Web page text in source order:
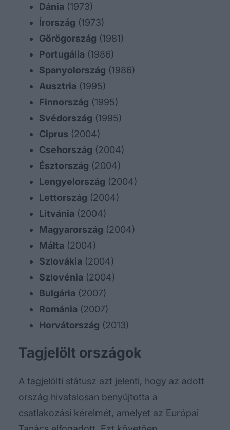
Dánia (1973)
Írország (1973)
Görögország (1981)
Portugália (1986)
Spanyolország (1986)
Ausztria (1995)
Finnország (1995)
Svédország (1995)
Ciprus (2004)
Csehország (2004)
Észtország (2004)
Lengyelország (2004)
Lettország (2004)
Litvánia (2004)
Magyarország (2004)
Málta (2004)
Szlovákia (2004)
Szlovénia (2004)
Bulgária (2007)
Románia (2007)
Horvátország (2013)
Tagjelölt országok
A tagjelölti státusz azt jelenti, hogy az adott
ország hivatalosan benyújtotta a
csatlakozási kérelmét, amelyet az Európai